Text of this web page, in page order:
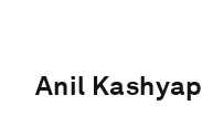
Anil Kashyap